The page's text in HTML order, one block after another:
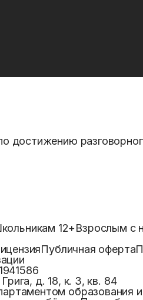
достижению
12+Взрослым с
Публичная оферта
д. 18, к. 3, кв. 84
образования